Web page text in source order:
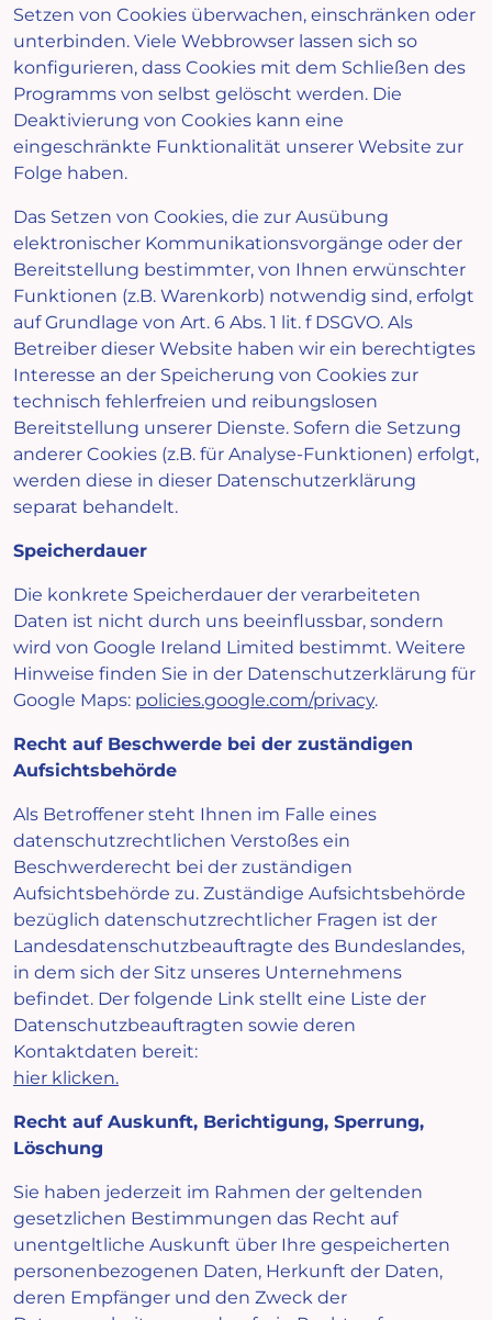
Setzen von Cookies überwachen, einschränken oder
unterbinden. Viele Webbrowser lassen sich so
konfigurieren, dass Cookies mit dem Schließen des
Programms von selbst gelöscht werden. Die
Deaktivierung von Cookies kann eine
eingeschränkte Funktionalität unserer Website zur
Folge haben.
Das Setzen von Cookies, die zur Ausübung
elektronischer Kommunikationsvorgänge oder der
Bereitstellung bestimmter, von Ihnen erwünschter
Funktionen (z.B. Warenkorb) notwendig sind, erfolgt
auf Grundlage von Art. 6 Abs. 1 lit. f DSGVO. Als
Betreiber dieser Website haben wir ein berechtigtes
Interesse an der Speicherung von Cookies zur
technisch fehlerfreien und reibungslosen
Bereitstellung unserer Dienste. Sofern die Setzung
anderer Cookies (z.B. für Analyse-Funktionen) erfolgt,
werden diese in dieser Datenschutzerklärung
separat behandelt.
Speicherdauer
Die konkrete Speicherdauer der verarbeiteten
Daten ist nicht durch uns beeinflussbar, sondern
wird von Google Ireland Limited bestimmt. Weitere
Hinweise finden Sie in der Datenschutzerklärung für
Google Maps: policies.google.com/privacy.
Recht auf Beschwerde bei der zuständigen
Aufsichtsbehörde
Als Betroffener steht Ihnen im Falle eines
datenschutzrechtlichen Verstoßes ein
Beschwerderecht bei der zuständigen
Aufsichtsbehörde zu. Zuständige Aufsichtsbehörde
bezüglich datenschutzrechtlicher Fragen ist der
Landesdatenschutzbeauftragte des Bundeslandes,
in dem sich der Sitz unseres Unternehmens
befindet. Der folgende Link stellt eine Liste der
Datenschutzbeauftragten sowie deren
Kontaktdaten bereit:
hier klicken.
Recht auf Auskunft, Berichtigung, Sperrung,
Löschung
Sie haben jederzeit im Rahmen der geltenden
gesetzlichen Bestimmungen das Recht auf
unentgeltliche Auskunft über Ihre gespeicherten
personenbezogenen Daten, Herkunft der Daten,
deren Empfänger und den Zweck der